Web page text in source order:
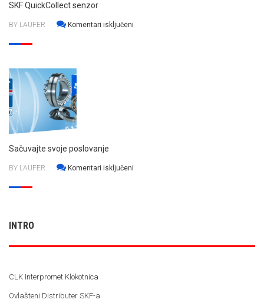
SKF QuickCollect senzor
BY LAUFER Komentari isključeni
Sačuvajte svoje poslovanje
BY LAUFER Komentari isključeni
INTRO
CLK Interpromet Klokotnica
Ovlašteni Distributer SKF-a